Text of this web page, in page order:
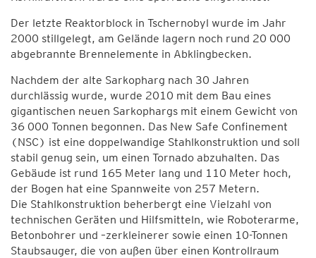
Der letzte Reaktorblock in Tschernobyl wurde im Jahr
2000 stillgelegt, am Gelände lagern noch rund 20 000
abgebrannte Brennelemente in Abklingbecken.
Nachdem der alte Sarkopharg nach 30 Jahren
durchlässig wurde, wurde 2010 mit dem Bau eines
gigantischen neuen Sarkophargs mit einem Gewicht von
36 000 Tonnen begonnen. Das New Safe Confinement
(NSC) ist eine doppelwandige Stahlkonstruktion und soll
stabil genug sein, um einen Tornado abzuhalten. Das
Gebäude ist rund 165 Meter lang und 110 Meter hoch,
der Bogen hat eine Spannweite von 257 Metern.
Die Stahlkonstruktion beherbergt eine Vielzahl von
technischen Geräten und Hilfsmitteln, wie Roboterarme,
Betonbohrer und –zerkleinerer sowie einen 10-Tonnen
Staubsauger, die von außen über einen Kontrollraum